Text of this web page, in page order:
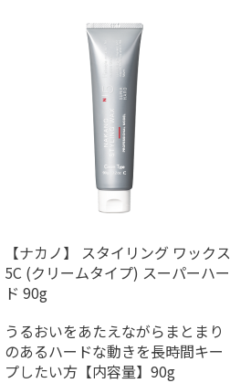
【ナカノ】 スタイリング ワックス
5C (クリームタイプ) スーパーハー
ド 90g
うるおいをあたえながらまとまり
のあるハードな動きを長時間キー
プしたい方【内容量】90g